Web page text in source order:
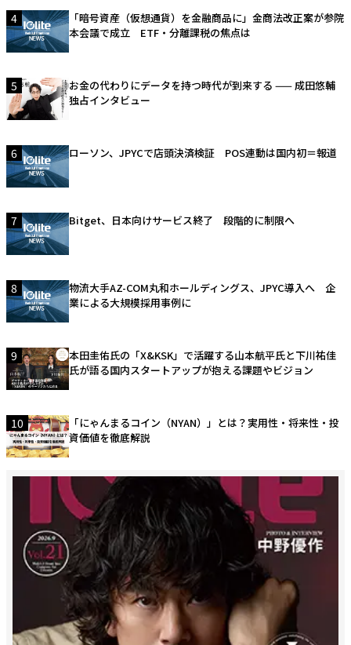
4
「暗号資産（仮想通貨）を金融商品に」金商法改正案が参院
本会議で成立 ETF・分離課税の焦点は
5
お金の代わりにデータを持つ時代が到来する —— 成田悠輔
独占インタビュー
6 ローソン、JPYCで店頭決済検証 POS連動は国内初＝報道
7 Bitget、日本向けサービス終了 段階的に制限へ
8
物流大手AZ-COM丸和ホールディングス、JPYC導入へ 企
業による大規模採用事例に
9
本田圭佑氏の「X&KSK」で活躍する山本航平氏と下川祐佳
氏が語る国内スタートアップが抱える課題やビジョン
10
「にゃんまるコイン（NYAN）」とは？実用性・将来性・投
資価値を徹底解説